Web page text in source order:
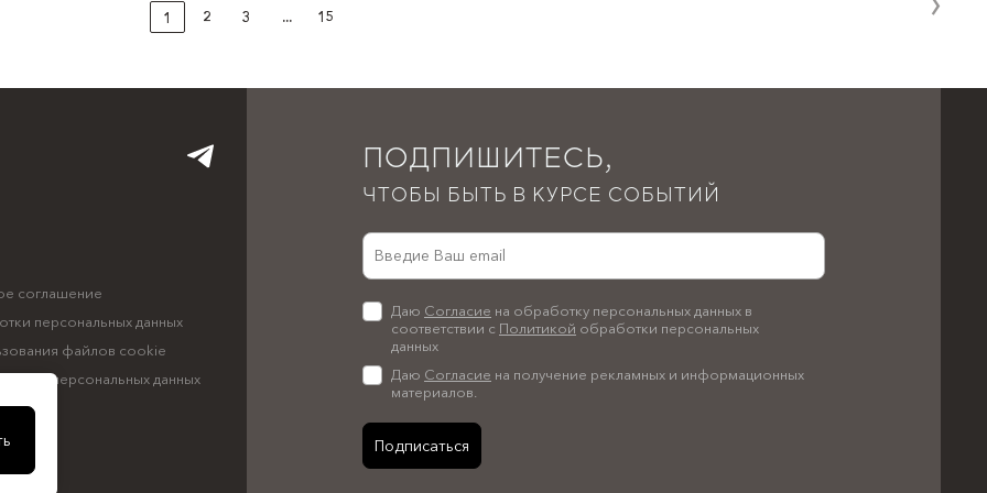
1 2 3 ... 15
соглашение
персональных данных
файлов cookie
персональных данных
ПОДПИШИТЕСЬ,
ЧТОБЫ БЫТЬ В КУРСЕ СОБЫТИЙ
Даю Согласие на обработку персональных данных в
соответствии с Политикой обработки персональных
данных
Даю Согласие на получение рекламных и информационных
материалов.
Подписаться